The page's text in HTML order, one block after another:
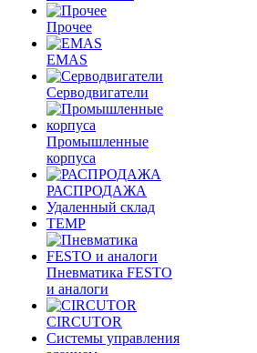
Прочее
EMAS
Cерводвигатели
Промышленные
корпуса
РАСПРОДАЖА
Удаленный склад
TEMP
Пневматика FESTO
и аналоги
CIRCUTOR
Системы управления